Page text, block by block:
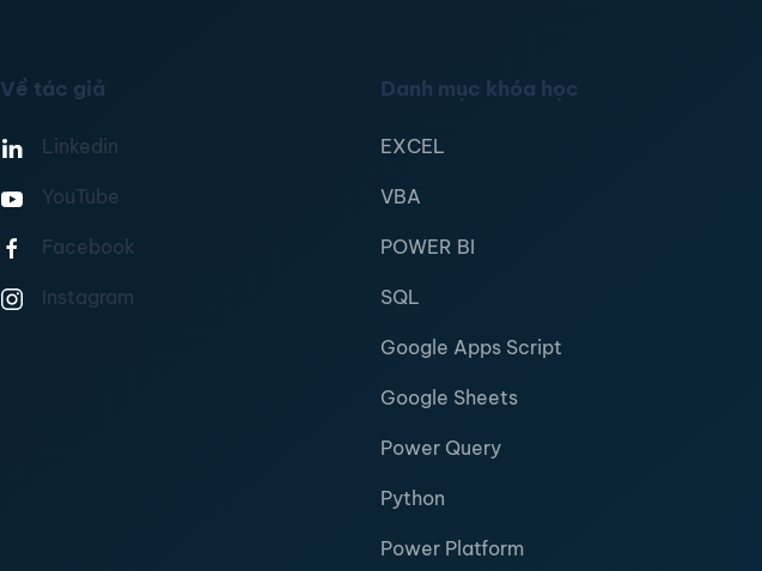
Về tác giả
Linkedin
YouTube
Facebook
Instagram
Danh mục khóa học
EXCEL
VBA
POWER BI
SQL
Google Apps Script
Google Sheets
Power Query
Python
Power Platform